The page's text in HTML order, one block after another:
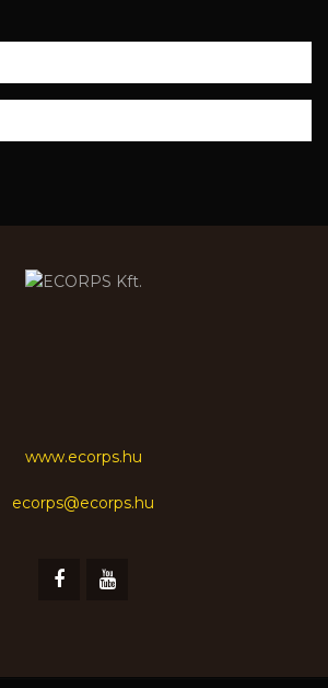
www.ecorps.hu
ecorps@ecorps.hu